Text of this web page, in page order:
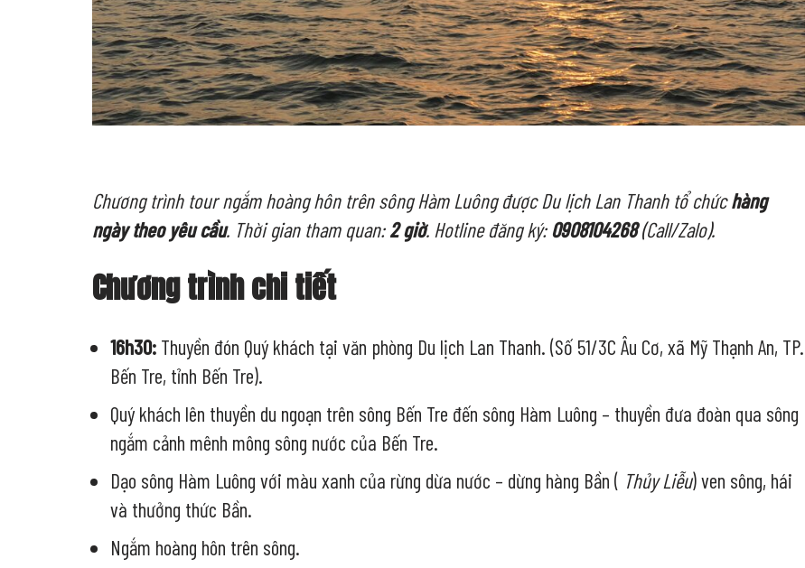
Chương trình tour ngắm hoàng hôn trên sông Hàm Luông được Du lịch Lan Thanh tổ chứchàng
ngày theo yêu cầu. Thời gian tham quan:2 giờ. Hotline đăng ký:0908104268(Call/Zalo).
Chương trình chi tiết
16h30: Thuyền đón Quý khách tại văn phòng Du lịch Lan Thanh. (Số 51/3C Âu Cơ, xã Mỹ Thạnh An, TP.
Bến Tre, tỉnh Bến Tre).
Quý khách lên thuyền du ngoạn trên sông Bến Tre đến sông Hàm Luông – thuyền đưa đoàn qua sông
ngắm cảnh mênh mông sông nước của Bến Tre.
Dạo sông Hàm Luông với màu xanh của rừng dừa nước – dừng hàng Bần ( Thủy Liễu) ven sông, hái
và thưởng thức Bần.
Ngắm hoàng hôn trên sông.